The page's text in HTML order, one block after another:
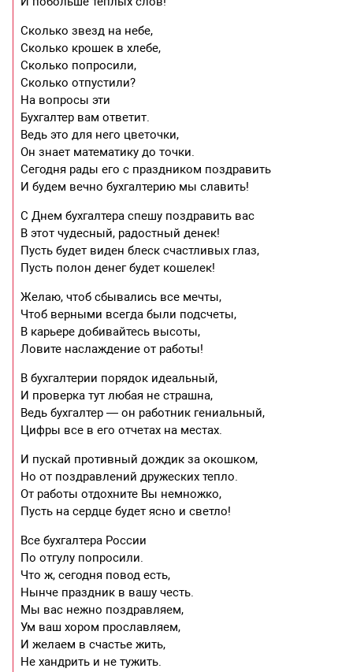
Сколько звезд на небе,
Сколько крошек в хлебе,
Сколько попросили,
Сколько отпустили?
На вопросы эти
Бухгалтер вам ответит.
Ведь это для него цветочки,
Он знает математику до точки.
Сегодня рады его с праздником поздравить
И будем вечно бухгалтерию мы славить!
С Днем бухгалтера спешу поздравить вас
В этот чудесный, радостный денек!
Пусть будет виден блеск счастливых глаз,
Пусть полон денег будет кошелек!
Желаю, чтоб сбывались все мечты,
Чтоб верными всегда были подсчеты,
В карьере добивайтесь высоты,
Ловите наслаждение от работы!
В бухгалтерии порядок идеальный,
И проверка тут любая не страшна,
Ведь бухгалтер — он работник гениальный,
Цифры все в его отчетах на местах.
И пускай противный дождик за окошком,
Но от поздравлений дружеских тепло.
От работы отдохните Вы немножко,
Пусть на сердце будет ясно и светло!
Все бухгалтера России
По отгулу попросили.
Что ж, сегодня повод есть,
Нынче праздник в вашу честь.
Мы вас нежно поздравляем,
Ум ваш хором прославляем,
И желаем в счастье жить,
Не хандрить и не тужить.